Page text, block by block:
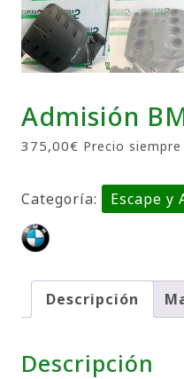
Admisión
375,00€ Precio
Categoría: Escape y
Descripción
Descripción